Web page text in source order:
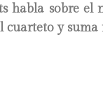
habla sobre el
y suma